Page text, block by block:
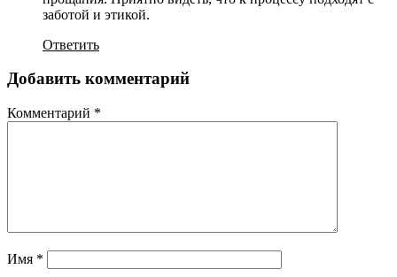
заботой и этикой.
Ответить
Добавить комментарий
Комментарий *
Имя *